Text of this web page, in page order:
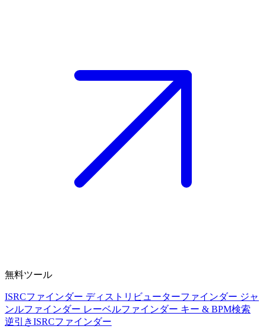
無料ツール
ISRCファインダー ディストリビューターファインダー ジャ
ンルファインダー レーベルファインダー キー & BPM検索
逆引きISRCファインダー